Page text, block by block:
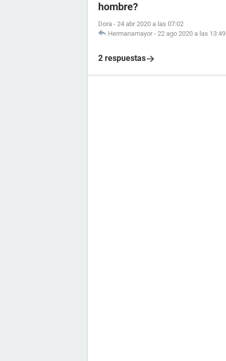
hombre?
Dora - 24 abr 2020 a las 07:02
Hermanamayor - 22 ago 2020 a las 13:49
2 respuestas